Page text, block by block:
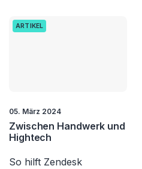
ARTIKEL
05. März 2024
Zwischen Handwerk und
Hightech
So hilft Zendesk